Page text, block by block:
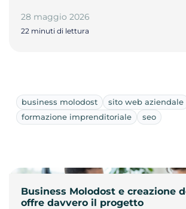
28 maggio 2026
22 minuti di lettura
business molodost
sito web aziendale
formazione imprenditoriale
seo
Business Molodost e creazione
offre davvero il progetto